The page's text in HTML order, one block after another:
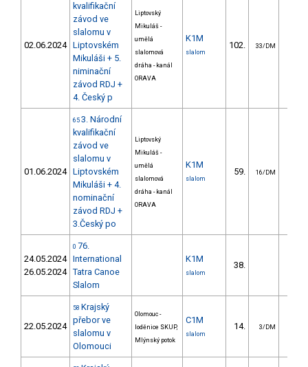
02.06.2024
kvalifikační
závod ve
slalomu v
Liptovském
Mikuláši + 5.
niminační
závod RDJ +
4. Český p
Liptovský
Mikuláš -
umělá
slalomová
dráha - kanál
ORAVA
K1M
slalom
102. 33/DM
01.06.2024
65 3. Národní
kvalifikační
závod ve
slalomu v
Liptovském
Mikuláši + 4.
nominační
závod RDJ +
3.Český po
Liptovský
Mikuláš -
umělá
slalomová
dráha - kanál
ORAVA
K1M
slalom
59. 16/DM
24.05.2024
26.05.2024
0 76.
International
Tatra Canoe
Slalom
K1M
slalom
38.
22.05.2024
58 Krajský
přebor ve
slalomu v
Olomouci
Olomouc -
loděnice SKUP,
Mlýnský potok
C1M
slalom
14. 3/DM